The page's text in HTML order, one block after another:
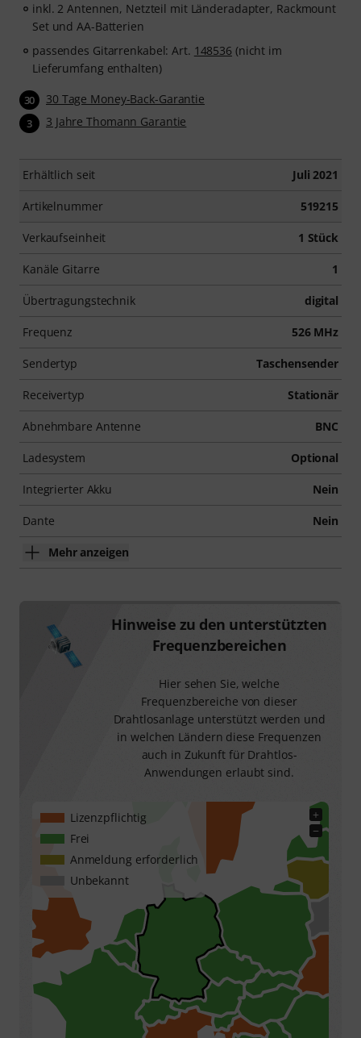
inkl. 2 Antennen, Netzteil mit Länderadapter, Rackmount
Set und AA-Batterien
passendes Gitarrenkabel: Art. 148536 (nicht im
Lieferumfang enthalten)
30 30 Tage Money-Back-Garantie
3 3 Jahre Thomann Garantie
Erhältlich seit Juli 2021
Artikelnummer 519215
Verkaufseinheit 1 Stück
Kanäle Gitarre 1
Übertragungstechnik digital
Frequenz 526 MHz
Sendertyp Taschensender
Receivertyp Stationär
Abnehmbare Antenne BNC
Ladesystem Optional
Integrierter Akku Nein
Dante Nein
Mehr anzeigen
Hinweise zu den unterstützten
Frequenzbereichen
Hier sehen Sie, welche
Frequenzbereiche von dieser
Drahtlosanlage unterstützt werden und
in welchen Ländern diese Frequenzen
auch in Zukunft für Drahtlos-
Anwendungen erlaubt sind.
+
−
Lizenzpflichtig
Frei
Anmeldung erforderlich
Unbekannt